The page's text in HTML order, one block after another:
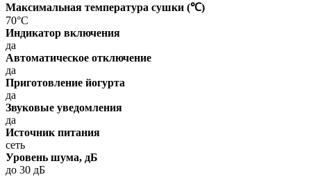
Максимальная температура сушки (℃)
70°C
Индикатор включения
да
Автоматическое отключение
да
Приготовление йогурта
да
Звуковые уведомления
да
Источник питания
сеть
Уровень шума, дБ
до 30 дБ